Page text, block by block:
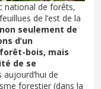
national de forêts,
de l’est de la
seulement de
d’un
bois, mais
de se
aujourd’hui de
forestier (dans la